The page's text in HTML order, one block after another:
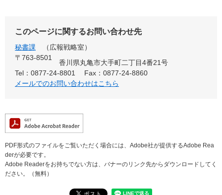
このページに関するお問い合わせ先
秘書課
広報戦略室
〒763-8501
香川県丸亀市大手町二丁目4番21号
Tel：0877-24-8801
Fax：0877-24-8860
メールでのお問い合わせはこちら
PDF形式のファイルをご覧いただく場合には、Adobe社が提供するAdobe Rea
derが必要です。
Adobe Readerをお持ちでない方は、バナーのリンク先からダウンロードしてく
ださい。（無料）